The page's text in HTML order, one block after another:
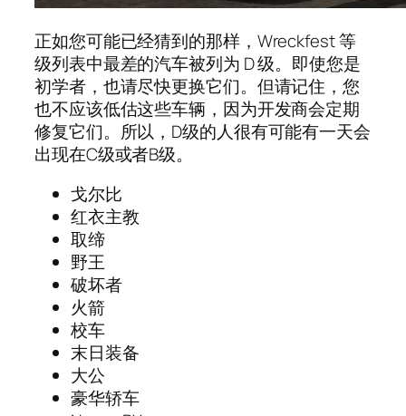
正如您可能已经猜到的那样，Wreckfest 等
级列表中最差的汽车被列为 D 级。即使您是
初学者，也请尽快更换它们。但请记住，您
也不应该低估这些车辆，因为开发商会定期
修复它们。所以，D级的人很有可能有一天会
出现在C级或者B级。
戈尔比
红衣主教
取缔
野王
破坏者
火箭
校车
末日装备
大公
豪华轿车